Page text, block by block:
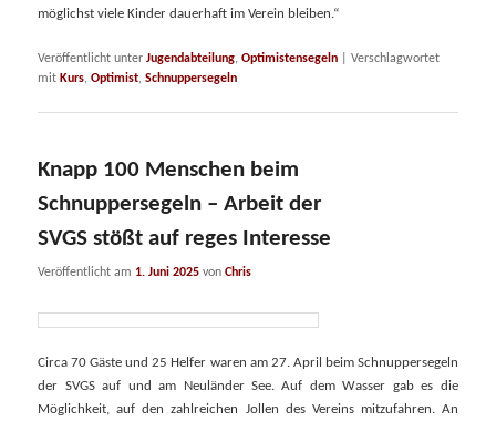
möglichst viele Kinder dauerhaft im Verein bleiben.“
Veröffentlicht unter Jugendabteilung,Optimistensegeln |Verschlagwortet
mit Kurs,Optimist,Schnuppersegeln
Knapp 100 Menschen beim
Schnuppersegeln – Arbeit der
SVGS stößt auf reges Interesse
Veröffentlicht am 1. Juni 2025 vonChris
Circa 70 Gäste und 25 Helfer waren am 27. April beim Schnuppersegeln
der SVGS auf und am Neuländer See. Auf dem Wasser gab es die
Möglichkeit, auf den zahlreichen Jollen des Vereins mitzufahren. An